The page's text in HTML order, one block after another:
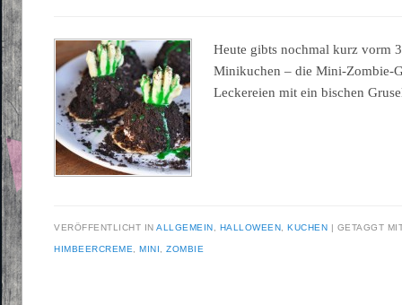
Heute gibts nochmal kurz vorm
Minikuchen – die Mini-Zombie-
Leckereien mit ein bischen
VERÖFFENTLICHT INALLGEMEIN HALLOWEEN ,KUCHEN GETAGGT
HIMBEERCREME ,MINI ,ZOMBIE